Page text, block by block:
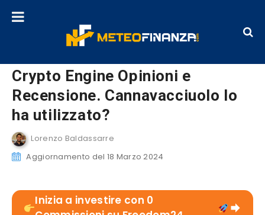
Crypto Engine Opinioni e
Recensione. Cannavacciuolo lo
ha utilizzato?
Lorenzo Baldassarre
Aggiornamento del 18 Marzo 2024
Inizia a investire con 0